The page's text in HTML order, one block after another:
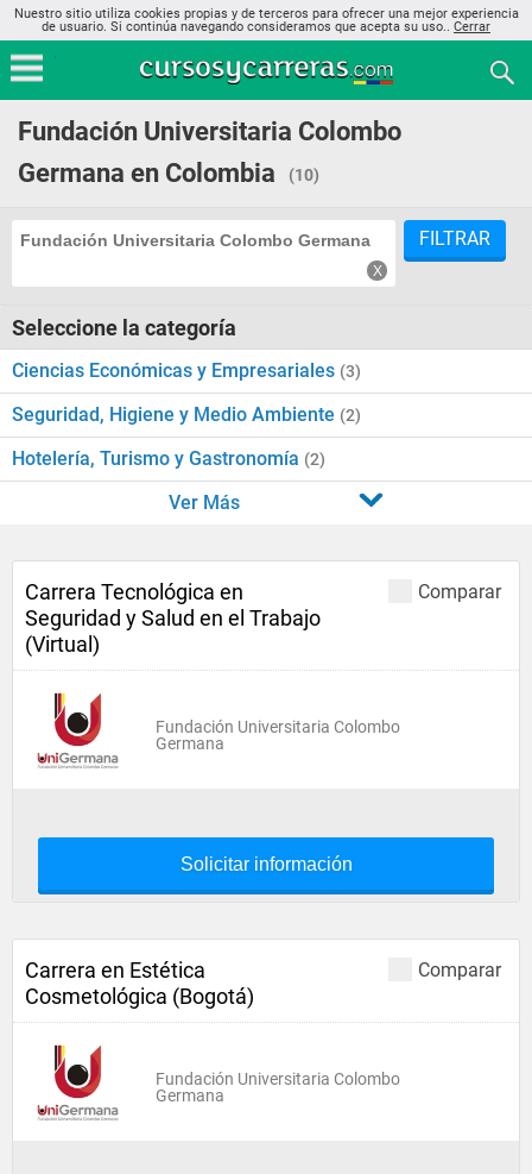
Nuestro sitio utiliza cookies propias y de terceros para ofrecer una mejor experiencia
de usuario. Si continúa navegando consideramos que acepta su uso.. Cerrar
Fundación Universitaria Colombo
Germana en Colombia
(10)
Fundación Universitaria Colombo Germana FILTRAR
Seleccione la categoría
Ciencias Económicas y Empresariales (3)
Seguridad, Higiene y Medio Ambiente (2)
Hotelería, Turismo y Gastronomía (2)
Ver Más
Comparar
Carrera Tecnológica en
Seguridad y Salud en el Trabajo
(Virtual)
Fundación Universitaria Colombo
Germana
Solicitar información
Comparar
Carrera en Estética
Cosmetológica (Bogotá)
Fundación Universitaria Colombo
Germana